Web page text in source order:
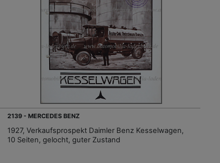
2139 - MERCEDES BENZ
1927, Verkaufsprospekt Daimler Benz Kesselwagen,
10 Seiten, gelocht, guter Zustand